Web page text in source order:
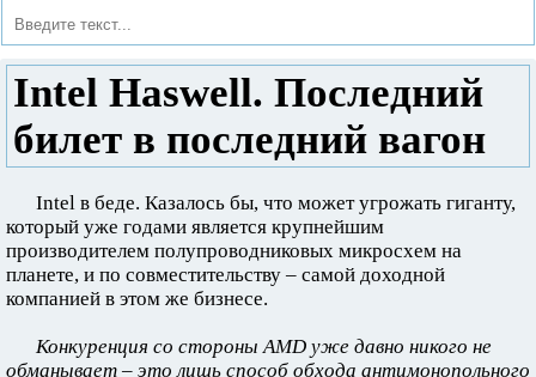
Intel Haswell. Последний
билет в последний вагон
Intel в беде. Казалось бы, что может угрожать гиганту,
который уже годами является крупнейшим
производителем полупроводниковых микросхем на
планете, и по совместительству – самой доходной
компанией в этом же бизнесе.
Конкуренция со стороны AMD уже давно никого не
обманывает – это лишь способ обхода антимонопольного